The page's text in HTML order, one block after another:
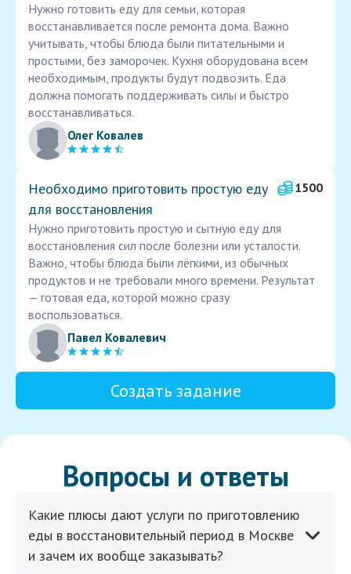
Нужно готовить еду для семьи, которая
восстанавливается после ремонта дома. Важно
учитывать, чтобы блюда были питательными и
простыми, без заморочек. Кухня оборудована всем
необходимым, продукты будут подвозить. Еда
должна помогать поддерживать силы и быстро
восстанавливаться.
Олег Ковалев
Необходимо приготовить простую еду
для восстановления
1500
Нужно приготовить простую и сытную еду для
восстановления сил после болезни или усталости.
Важно, чтобы блюда были лёгкими, из обычных
продуктов и не требовали много времени. Результат
— готовая еда, которой можно сразу
воспользоваться.
Павел Ковалевич
Создать задание
Вопросы и ответы
Какие плюсы дают услуги по приготовлению
еды в восстановительный период в Москве
и зачем их вообще заказывать?